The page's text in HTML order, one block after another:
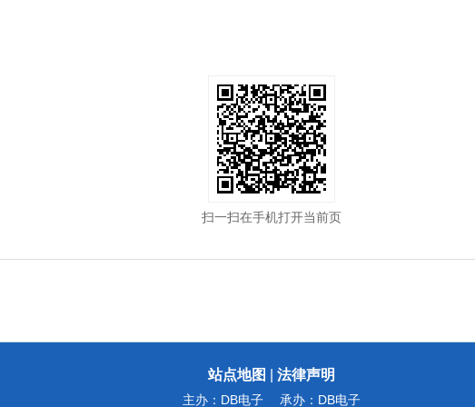
扫一扫在手机打开当前页
站点地图 法律声明
主办：DB电子 承办：DB电子